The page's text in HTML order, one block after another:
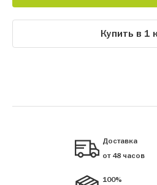
Купить в 1
Доставка
от 48 часов
100%